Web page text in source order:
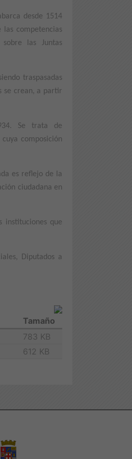
desde 1514
competencias
las Juntas
traspasadas
se crean, a partir
Se trata de
composición
es reflejo de la
ciudadana en
instituciones que
Diputados a
Tamaño
783 KB
612 KB